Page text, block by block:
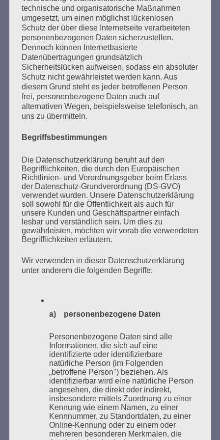
dennoch voller Respekt vor der Würde und Freiheit
der Anderen – das ist eine der großen Aufgaben, an
denen die Gesellschaft auf Gedeih und Verderb
nicht scheitern darf.
Esther Bejarano - 24. Januar 2021
NACH:
MARATHONLESUNG AUS DEN
VERBRANNTEN BÜCHERN
Zum 26. Mal gibt es eine Marathonlesung anlässlich
Kaifu-Ufer – genau an dem Ort, wo im Mai 1933 NS-
Studentenorganisationen und Burschenschaftler
Bücher verbrannten.
Weitere Informationen:lesezeichen-setzen.de
GEDENKEN UND ERINNERN BEGINNT IN
technische und organisatorische Maßnahmen
umgesetzt, um einen möglichst lückenlosen
Schutz der über diese Internetseite verarbeiteten
personenbezogenen Daten sicherzustellen.
Dennoch können Internetbasierte
Datenübertragungen grundsätzlich
Sicherheitslücken aufweisen, sodass ein absoluter
Schutz nicht gewährleistet werden kann. Aus
diesem Grund steht es jeder betroffenen Person
frei, personenbezogene Daten auch auf
alternativen Wegen, beispielsweise telefonisch, an
uns zu übermitteln.
Begriffsbestimmungen
Die Datenschutzerklärung beruht auf den
Begrifflichkeiten, die durch den Europäischen
Richtlinien- und Verordnungsgeber beim Erlass
der Datenschutz-Grundverordnung (DS-GVO)
verwendet wurden. Unsere Datenschutzerklärung
soll sowohl für die Öffentlichkeit als auch für
unsere Kunden und Geschäftspartner einfach
lesbar und verständlich sein. Um dies zu
gewährleisten, möchten wir vorab die verwendeten
Begrifflichkeiten erläutern.
Wir verwenden in dieser Datenschutzerklärung
unter anderem die folgenden Begriffe:
a) personenbezogene Daten
Personenbezogene Daten sind alle
Informationen, die sich auf eine
identifizierte oder identifizierbare
natürliche Person (im Folgenden
„betroffene Person") beziehen. Als
identifizierbar wird eine natürliche Person
angesehen, die direkt oder indirekt,
insbesondere mittels Zuordnung zu einer
Kennung wie einem Namen, zu einer
Kennnummer, zu Standortdaten, zu einer
Online-Kennung oder zu einem oder
mehreren besonderen Merkmalen, die